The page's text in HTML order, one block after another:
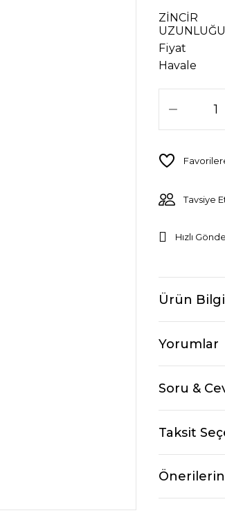
ZİNCİR
UZUNLUĞU
Fiyat
Havale
Tavsiye
Hızlı
Ürün
Yorumlar
Soru &
Taksit